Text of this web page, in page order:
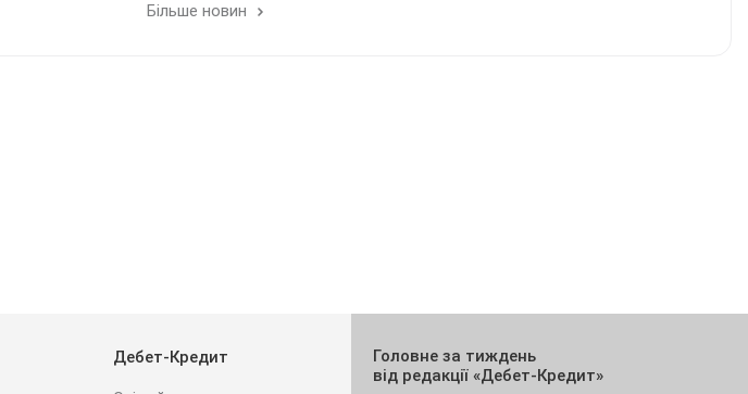
Більше новин
Дебет-Кредит
Головне за тиждень
від редакції «Дебет-Кредит»